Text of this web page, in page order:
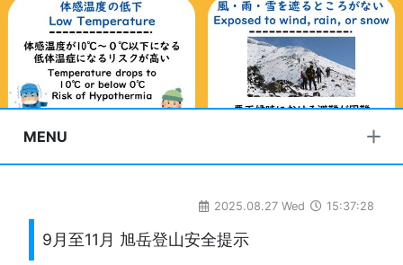
MENU
2025.08.27 Wed 15:37:28
9月至11月 旭岳登山安全提示